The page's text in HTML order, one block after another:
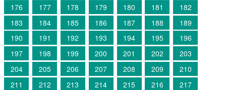
176
177 178 179 180 181
182
183
184 185 186 187 188
189
190
191 192 193 194 195
196
197
198 199 200 201 202
203
204
205 206 207 208 209
210
211
212 213 214 215 216
217